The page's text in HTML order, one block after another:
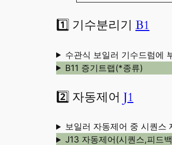
1️⃣ 기수분리기 B1
수관식 보일러 기수드럼에
B11 증기트랩(*종류)
2️⃣ 자동제어 J1
보일러 자동제어 중 시퀀스
J13 자동제어(시퀀스,피드